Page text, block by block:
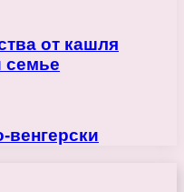
от кашля
семье
венгерски